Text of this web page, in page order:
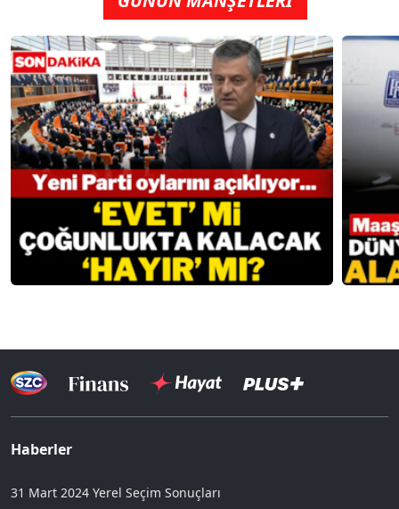
Haberler
31 Mart 2024 Yerel Seçim Sonuçları